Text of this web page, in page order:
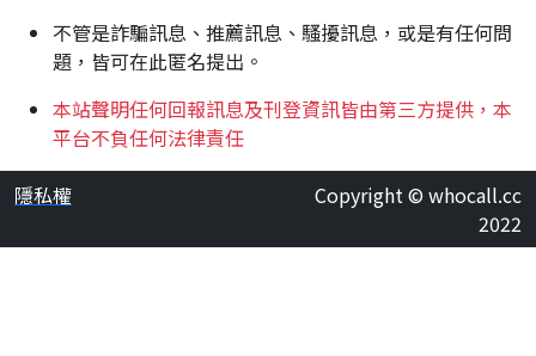
不管是詐騙訊息、推薦訊息、騷擾訊息，或是有任何問
題，皆可在此匿名提出。
本站聲明任何回報訊息及刊登資訊皆由第三方提供，本
平台不負任何法律責任
隱私權
Copyright © whocall.cc
2022